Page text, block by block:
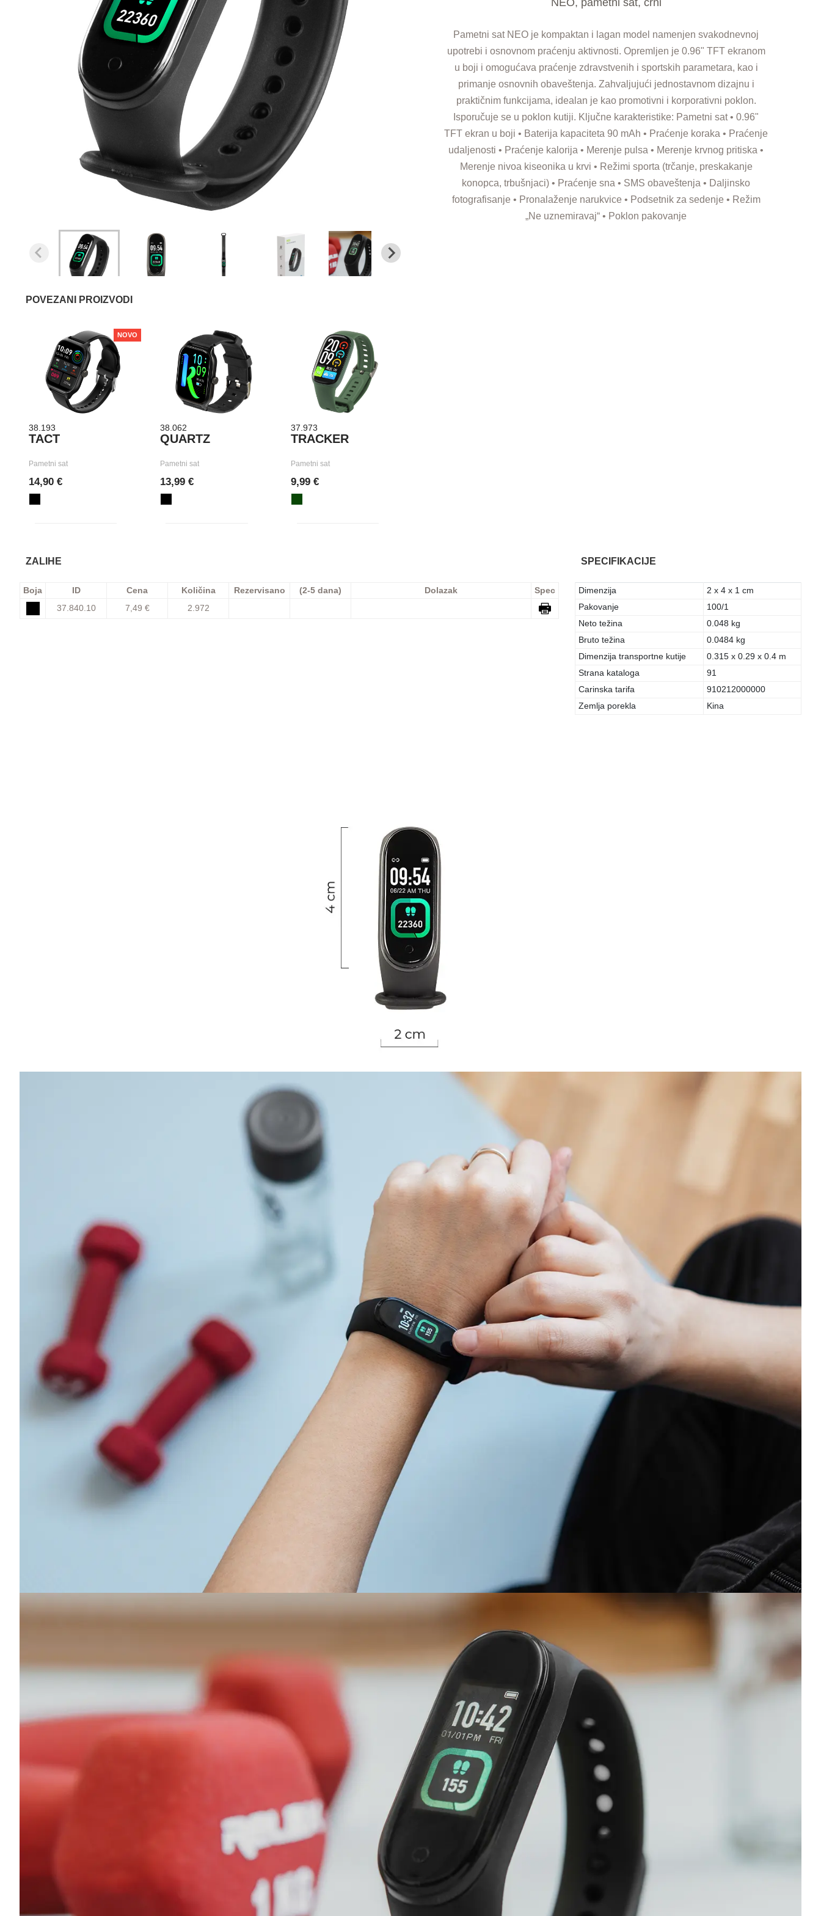
NEO, pametni sat, crni
Pametni sat NEO je kompaktan i lagan model namenjen svakodnevnoj
upotrebi i osnovnom praćenju aktivnosti. Opremljen je 0.96" TFT ekranom
u boji i omogućava praćenje zdravstvenih i sportskih parametara, kao i
primanje osnovnih obaveštenja. Zahvaljujući jednostavnom dizajnu i
praktičnim funkcijama, idealan je kao promotivni i korporativni poklon.
Isporučuje se u poklon kutiji. Ključne karakteristike: Pametni sat • 0.96"
TFT ekran u boji • Baterija kapaciteta 90 mAh • Praćenje koraka • Praćenje
udaljenosti • Praćenje kalorija • Merenje pulsa • Merenje krvnog pritiska •
Merenje nivoa kiseonika u krvi • Režimi sporta (trčanje, preskakanje
konopca, trbušnjaci) • Praćenje sna • SMS obaveštenja • Daljinsko
fotografisanje • Pronalaženje narukvice • Podsetnik za sedenje • Režim
„Ne uznemiravaj“ • Poklon pakovanje
POVEZANI PROIZVODI
NOVO
38.193
TACT
Pametni sat
14,90 €
38.062
QUARTZ
Pametni sat
13,99 €
37.973
TRACKER
Pametni sat
9,99 €
ZALIHE
Boja ID Cena Količina Rezervisano (2-5 dana) Dolazak
Spec
37.840.10
7,49 € 2.972
SPECIFIKACIJE
Dimenzija
2 x 4 x 1 cm
Pakovanje
100/1
Neto težina
0.048 kg
Bruto težina
0.0484 kg
Dimenzija transportne kutije
0.315 x 0.29 x 0.4 m
Strana kataloga
91
Carinska tarifa
910212000000
Zemlja porekla
Kina